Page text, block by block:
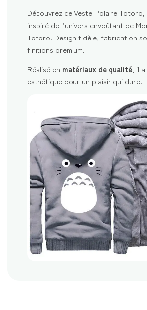
Découvrez ce Veste Polaire
inspiré de l’univers envoûtant de
Totoro. Design fidèle, fabrication
finitions premium.
Réalisé en matériaux de qualité , il
esthétique pour un plaisir qui dure.